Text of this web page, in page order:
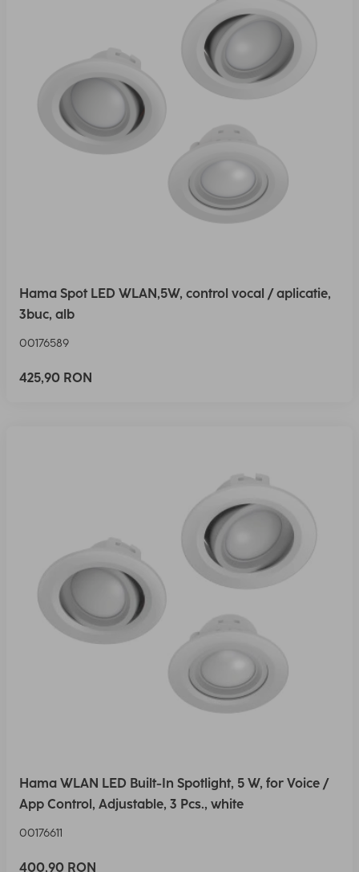
Hama Spot LED WLAN,5W, control vocal / aplicatie,
3buc, alb
00176589
425,90 RON
Hama WLAN LED Built-In Spotlight, 5 W, for Voice /
App Control, Adjustable, 3 Pcs., white
00176611
400,90 RON